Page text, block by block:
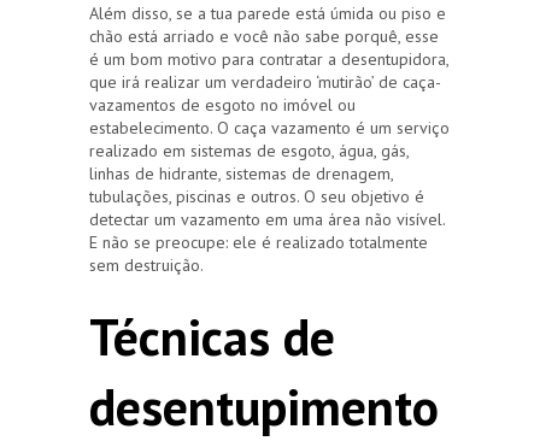
Além disso, se a tua parede está úmida ou piso e
chão está arriado e você não sabe porquê, esse
é um bom motivo para contratar a desentupidora,
que irá realizar um verdadeiro ‘mutirão’ de caça-
vazamentos de esgoto no imóvel ou
estabelecimento. O caça vazamento é um serviço
realizado em sistemas de esgoto, água, gás,
linhas de hidrante, sistemas de drenagem,
tubulações, piscinas e outros. O seu objetivo é
detectar um vazamento em uma área não visível.
E não se preocupe: ele é realizado totalmente
sem destruição.
Técnicas de
desentupimento